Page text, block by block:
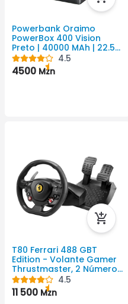
Powerbank Oraimo
PowerBox 400 Vision
Preto | 40000 MAh | 22.5
W | 3 USB
4.5
4500 Mzn
T80 Ferrari 488 GBT
Edition - Volante Gamer
Thrustmaster, 2 Número
De Pedaís Pedais,
Mudança De
Transmissão Manual,
4.5
11 500 Mzn